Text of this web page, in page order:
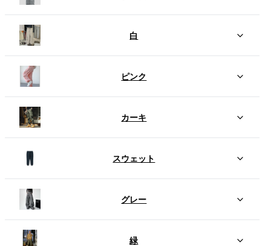
白
ピンク
カーキ
スウェット
グレー
緑